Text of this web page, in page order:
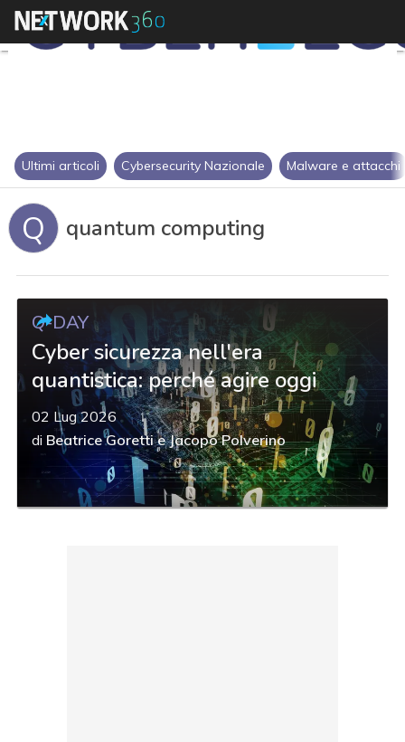
Ultimi articoli Cybersecurity Nazionale Malware e attacchi
Q quantum computing
Q-DAY
Cyber sicurezza nell'era
quantistica: perché agire oggi
02 Lug 2026
di Beatrice Goretti e Jacopo Polverino